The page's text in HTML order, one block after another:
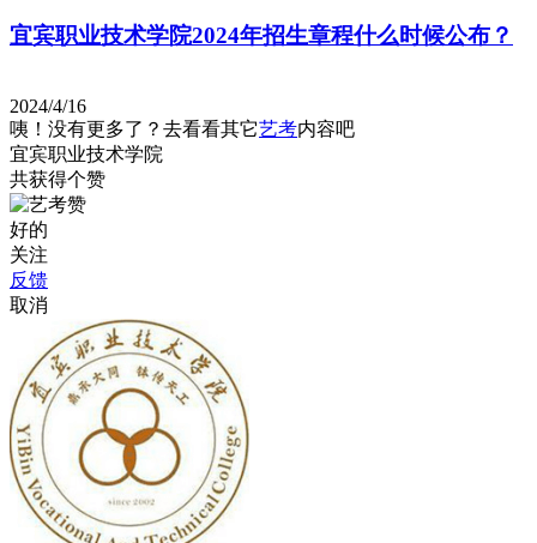
宜宾职业技术学院2024年招生章程什么时候公布？
2024/4/16
咦！没有更多了？去看看其它艺考内容吧
宜宾职业技术学院
共获得个赞
好的
关注
反馈
取消